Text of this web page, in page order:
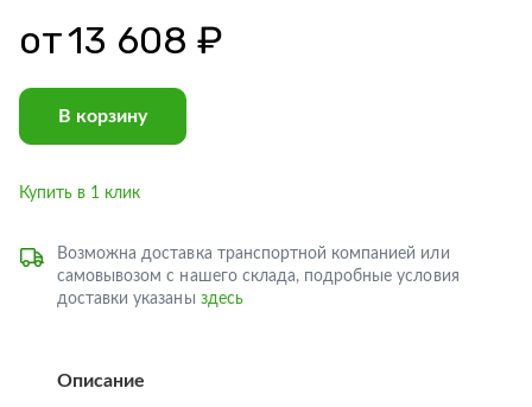
от13 608 ₽
В корзину
Купить в 1 клик
Возможна доставка транспортной компанией или
самовывозом с нашего склада, подробные условия
доставки указаны здесь
Описание